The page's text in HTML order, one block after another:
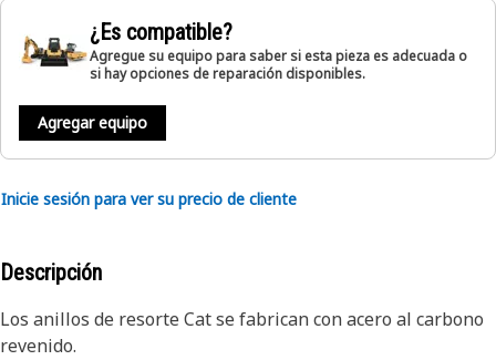
¿Es compatible?
Agregue su equipo para saber si esta pieza es adecuada o
si hay opciones de reparación disponibles.
Agregar equipo
Inicie sesión para ver su precio de cliente
Descripción
Los anillos de resorte Cat se fabrican con acero al carbono
revenido.